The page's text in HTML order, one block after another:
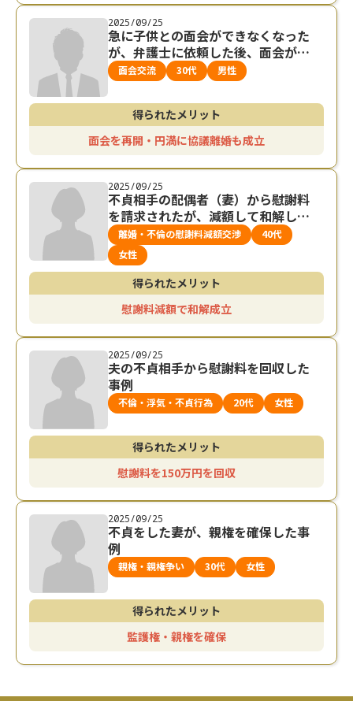
2025/09/25
急に子供との面会ができなくなった
が、弁護士に依頼した後、面会が再
開され、円満に離婚した事例
面会交流 30代 男性
得られたメリット
面会を再開・円満に協議離婚も成立
2025/09/25
不貞相手の配偶者（妻）から慰謝料
を請求されたが、減額して和解した
事例
離婚・不倫の慰謝料減額交渉
40代
女性
得られたメリット
慰謝料減額で和解成立
2025/09/25
夫の不貞相手から慰謝料を回収した
事例
不倫・浮気・不貞行為 20代 女性
得られたメリット
慰謝料を150万円を回収
2025/09/25
不貞をした妻が、親権を確保した事
例
親権・親権争い 30代 女性
得られたメリット
監護権・親権を確保